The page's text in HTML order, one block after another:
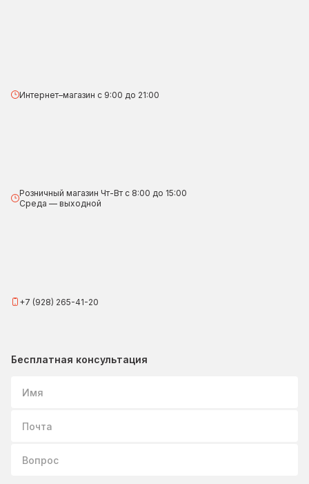
Интернет–магазин с 9:00 до 21:00
Розничный магазин Чт-Вт с 8:00 до 15:00
Среда — выходной
+7 (928) 265-41-20
Бесплатная консультация